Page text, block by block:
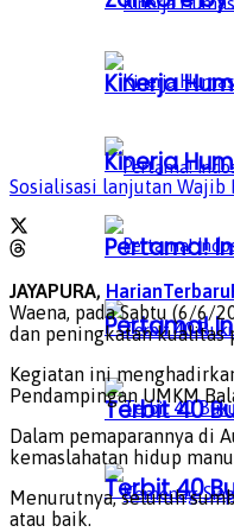
Kinerja
Pertama!
Terbit 40
Kinerja
Pertama!
Terbit 40
Sosialisasi lanjutan Wajib
JAYAPURA,
Waena, pada Sabtu (6/6/
dan peningkatan kualitas
Kegiatan ini
Pendampingan UMKM
Dalam pemaparannya di
kemaslahatan hidup
Menurutnya, seluruh
atau baik.